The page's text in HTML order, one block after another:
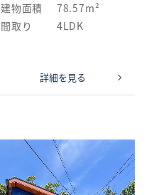
建物面積
78.57m²
間取り 4LDK
詳細を見る